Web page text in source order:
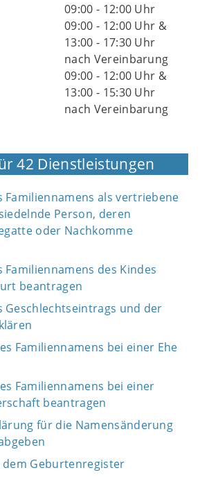
09:00 - 12:00 Uhr
09:00 - 12:00 Uhr &
13:00 - 17:30 Uhr
nach Vereinbarung
09:00 - 12:00 Uhr &
13:00 - 15:30 Uhr
nach Vereinbarung
42 Dienstleistungen
Familiennamens als vertriebene
Person, deren
oder Nachkomme
Familiennamens des Kindes
beantragen
Geschlechtseintrags und der
Familiennamens bei einer Ehe
Familiennamens bei einer
beantragen
für die Namensänderung
dem Geburtenregister